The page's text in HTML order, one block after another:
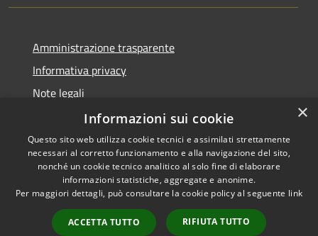
Amministrazione trasparente
Informativa privacy
Note legali
Dichiarazione di accessibilità
RSS
Accessibilità
Copyright © 2026 • Unione
Tresinaro Secchia • Powered
byMunicipium
Accesso
×
Informazioni sui cookie
Questo sito web utilizza cookie tecnici e assimilati strettamente
necessari al corretto funzionamento e alla navigazione del sito,
nonché un cookie tecnico analitico al solo fine di elaborare
informazioni statistiche, aggregate e anonime.
Per maggiori dettagli, può consultare la cookie policy al seguente link
ACCETTA TUTTO RIFIUTA TUTTO